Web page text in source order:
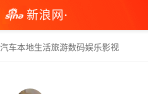
新浪网·
汽车本地生活旅游数码娱乐影视